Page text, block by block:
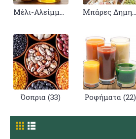
Μπάρες Δημητριακών (2)
Όσπρια (33) Ροφήματα (22)